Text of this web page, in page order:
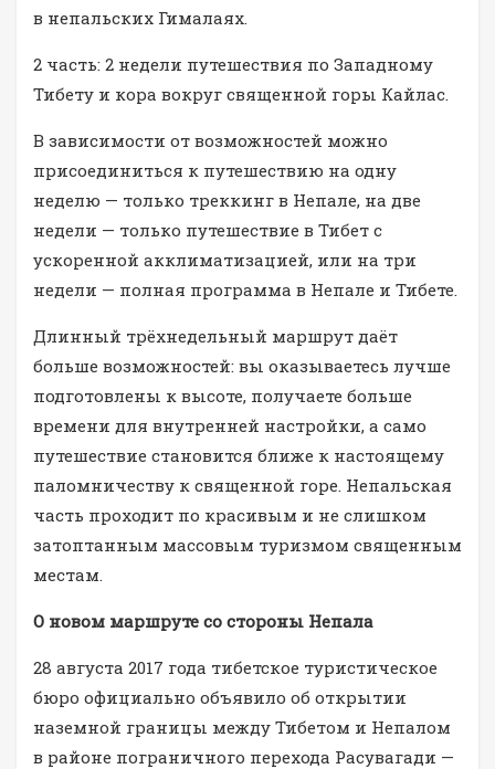
в непальских Гималаях.
2 часть: 2 недели путешествия по Западному
Тибету и кора вокруг священной горы Кайлас.
В зависимости от возможностей можно
присоединиться к путешествию на одну
неделю — только треккинг в Непале, на две
недели — только путешествие в Тибет с
ускоренной акклиматизацией, или на три
недели — полная программа в Непале и Тибете.
Длинный трёхнедельный маршрут даёт
больше возможностей: вы оказываетесь лучше
подготовлены к высоте, получаете больше
времени для внутренней настройки, а само
путешествие становится ближе к настоящему
паломничеству к священной горе. Непальская
часть проходит по красивым и не слишком
затоптанным массовым туризмом священным
местам.
О новом маршруте со стороны Непала
28 августа 2017 года тибетское туристическое
бюро официально объявило об открытии
наземной границы между Тибетом и Непалом
в районе пограничного перехода Расувагади —